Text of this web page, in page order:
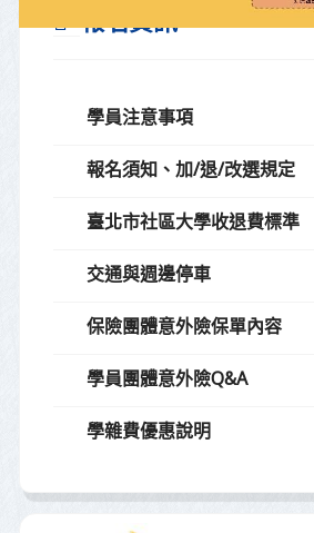
報名資訊
學員注意事項
報名須知、加/退/改選規定
臺北市社區大學收退費標準
交通與週邊停車
保險團體意外險保單內容
學員團體意外險Q&A
學雜費優惠說明